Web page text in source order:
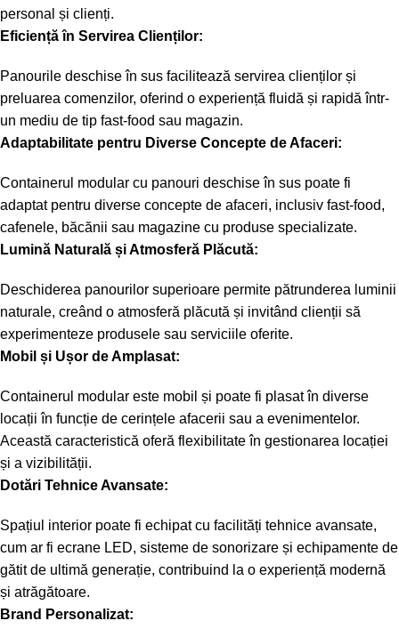
personal și clienți.
Eficiență în Servirea Clienților:
Panourile deschise în sus facilitează servirea clienților și
preluarea comenzilor, oferind o experiență fluidă și rapidă într-
un mediu de tip fast-food sau magazin.
Adaptabilitate pentru Diverse Concepte de Afaceri:
Containerul modular cu panouri deschise în sus poate fi
adaptat pentru diverse concepte de afaceri, inclusiv fast-food,
cafenele, băcănii sau magazine cu produse specializate.
Lumină Naturală și Atmosferă Plăcută:
Deschiderea panourilor superioare permite pătrunderea luminii
naturale, creând o atmosferă plăcută și invitând clienții să
experimenteze produsele sau serviciile oferite.
Mobil și Ușor de Amplasat:
Containerul modular este mobil și poate fi plasat în diverse
locații în funcție de cerințele afacerii sau a evenimentelor.
Această caracteristică oferă flexibilitate în gestionarea locației
și a vizibilității.
Dotări Tehnice Avansate:
Spațiul interior poate fi echipat cu facilități tehnice avansate,
cum ar fi ecrane LED, sisteme de sonorizare și echipamente de
gătit de ultimă generație, contribuind la o experiență modernă
și atrăgătoare.
Brand Personalizat: